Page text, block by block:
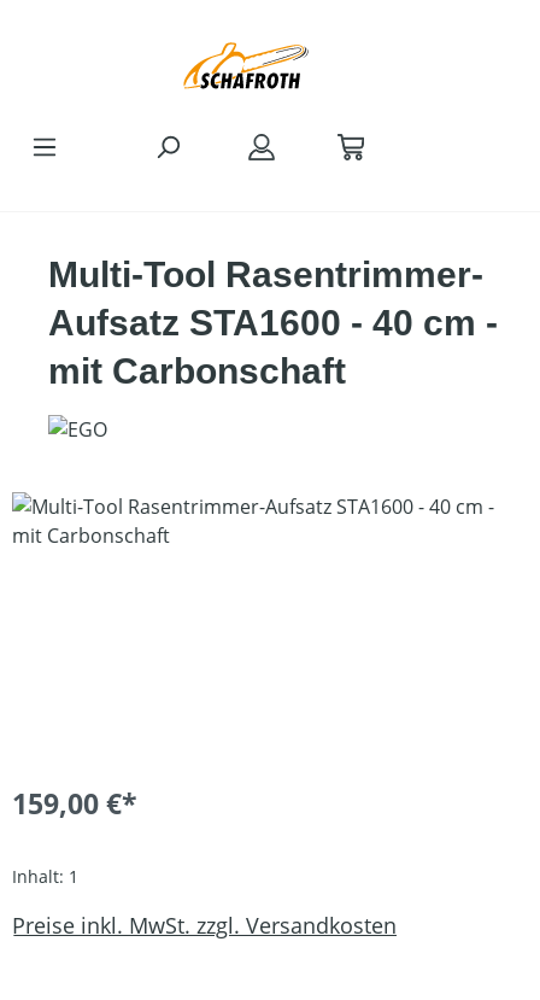
Multi-Tool Rasentrimmer-
Aufsatz STA1600 - 40 cm -
mit Carbonschaft
Bildergalerie überspringen
159,00 €*
Inhalt: 1
Preise inkl. MwSt. zzgl. Versandkosten